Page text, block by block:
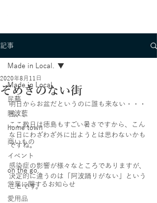
記事
Made in Local.
民藝
阿波藍
home town
商いもの
イベント
on the go.
営業に関するお知らせ
愛用品
Made in Local.
ぞめきのない街
2020年8月11日
明日からお盆だというのに誰も来ない・・・
困、、
ここ数日は徳島もすごい暑さですから、こん
な日にわざわざ外に出ようとは思わないかも
ですね。
感染症の影響が様々なところでありますが、
決定的に違うのは「阿波踊りがない」という
ことです。